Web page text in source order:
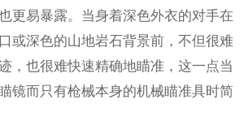
更易暴露。当身着深色外衣的对手在
或深色的山地岩石背景前，不但很难
，也很难快速精确地瞄准，这一点当
镜而只有枪械本身的机械瞄准具时简